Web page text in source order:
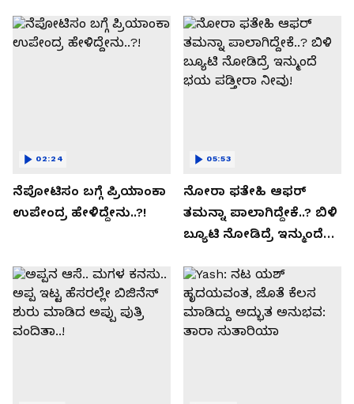
ನೆಪೋಟಿಸಂ ಬಗ್ಗೆ ಪ್ರಿಯಾಂಕಾ
ಉಪೇಂದ್ರ ಹೇಳಿದ್ದೇನು..?!
02:24
ನೋರಾ ಫತೇಹಿ ಆಫರ್​
ತಮನ್ನಾ ಪಾಲಾಗಿದ್ದೇಕೆ..? ಬಿಳಿ
ಬ್ಯೂಟಿ ನೋಡಿದ್ರೆ ಇನ್ಮುಂದೆ
05:53